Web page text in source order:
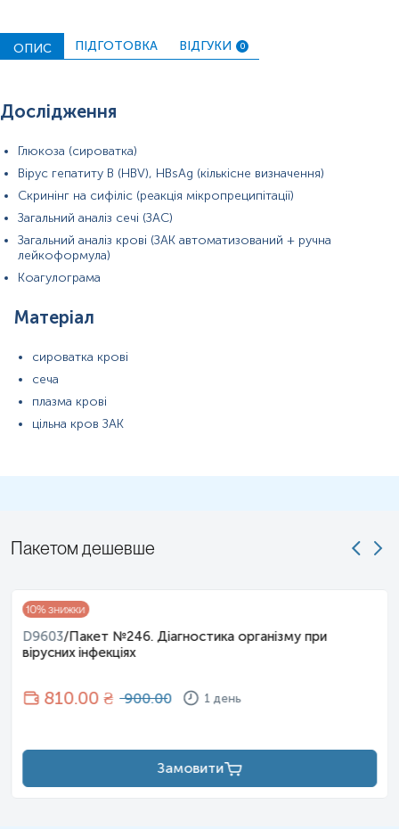
ОПИС ПІДГОТОВКА ВІДГУКИ 0
Дослідження
Глюкоза (сироватка)
Вірус гепатиту В (HBV), HBsAg (кількісне визначення)
Скринінг на сифіліс (реакція мікропреципітації)
Загальний аналіз сечі (ЗАС)
Загальний аналіз крові (ЗАК автоматизований + ручна
лейкоформула)
Коагулограма
Матеріал
сироватка крові
сеча
плазма крові
цільна кров ЗАК
Пакетом дешевше
10% знижки
D9603/Пакет №246. Діагностика організму при
вірусних інфекціях
810.00 ₴ 900.00 1 день
Замовити